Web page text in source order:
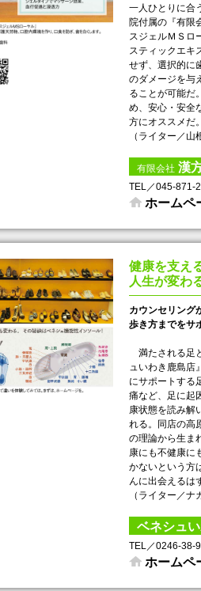
一人ひとりに合
院付属の『有限
スジェルＭＳロ
スティックエキ
せず、選択的に
のダメージを与
ることが可能だ
め、安心・安全
方にオススメだ。
（ライター／山
有限会社 漢
TEL／045-871-
ホーム
健康を支え
人生が変わ
カウンセリング
歩き方までをサ
満たされる足
ュいわき鹿島店
にサポートする
痛など、足に起
康状態を読み解
れる。同店の高
の理論から生ま
康にも不健康に
かないという方
んに出会えるは
（ライター／
ベネシュ
TEL／0246-
ホーム